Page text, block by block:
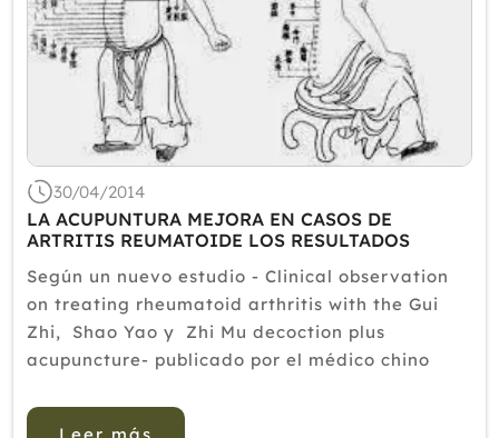
30/04/2014
LA ACUPUNTURA MEJORA EN CASOS DE
ARTRITIS REUMATOIDE LOS RESULTADOS
Según un nuevo estudio - Clinical observation
on treating rheumatoid arthritis with the Gui
Zhi, Shao Yao y Zhi Mu decoction plus
acupuncture- publicado por el médico chino
Medicine 6.4 (2014): 89-90, la acupuntura